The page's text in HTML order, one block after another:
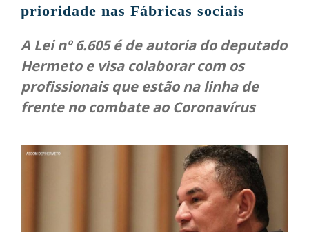
prioridade nas Fábricas sociais
A Lei nº 6.605 é de autoria do deputado
Hermeto e visa colaborar com os
profissionais que estão na linha de
frente no combate ao Coronavírus